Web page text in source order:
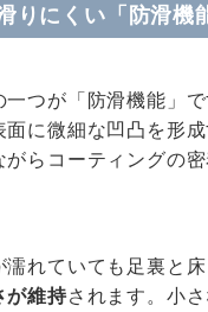
にくい「防滑機
つが「防滑機能」
に微細な凹凸を形
らコーティングの密
濡れていても足裏と
が維持されます。小